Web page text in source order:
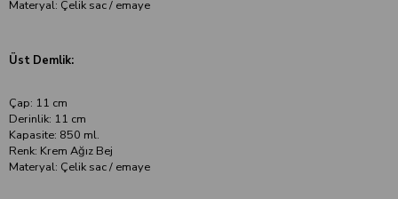
Materyal: Çelik sac / emaye
Üst Demlik:
Çap: 11 cm
Derinlik: 11 cm
Kapasite: 850 ml.
Renk: Krem Ağız Bej
Materyal: Çelik sac / emaye